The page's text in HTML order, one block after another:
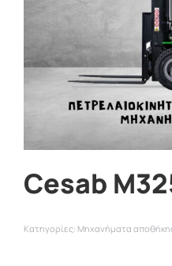
Cesab
Κατηγορίες: Μηχανήματα